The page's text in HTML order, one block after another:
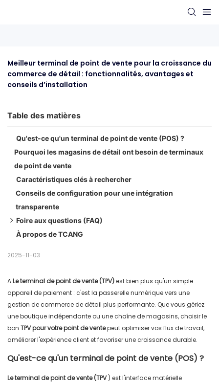
Meilleur terminal de point de vente pour la croissance du
commerce de détail : fonctionnalités, avantages et
conseils d’installation
Table des matières
Qu'est-ce qu'un terminal de point de vente (POS) ?
Pourquoi les magasins de détail ont besoin de terminaux
de point de vente
Caractéristiques clés à rechercher
Conseils de configuration pour une intégration
transparente
Foire aux questions (FAQ)
1. Qu'est-ce qu'un terminal de point de vente (POS) ?
3. Quels types d'entreprises ont besoin d'un terminal de
point de vente (POS) ?
4. Un terminal de point de vente peut-il prendre en charge
les paiements mobiles ?
5. Quels sont les éléments à prendre en compte lors du
choix d'un système matériel de point de vente (POS) ?
À propos de TCANG
2025-11-03
ALe terminal de point de vente (TPV)est bien plus qu'un simple
appareil de paiement : c'est la passerelle numérique vers une
gestion de commerce de détail plus performante. Que vous gériez
une boutique indépendante ou une chaîne de magasins, choisir le
bon TPV pour votre point de ventepeut optimiser vos flux de travail,
améliorer l'expérience client et favoriser une croissance durable.
Qu'est-ce qu'un terminal de point de vente (POS) ?
Le terminal de point de vente (TPV) est l'interface matérielle